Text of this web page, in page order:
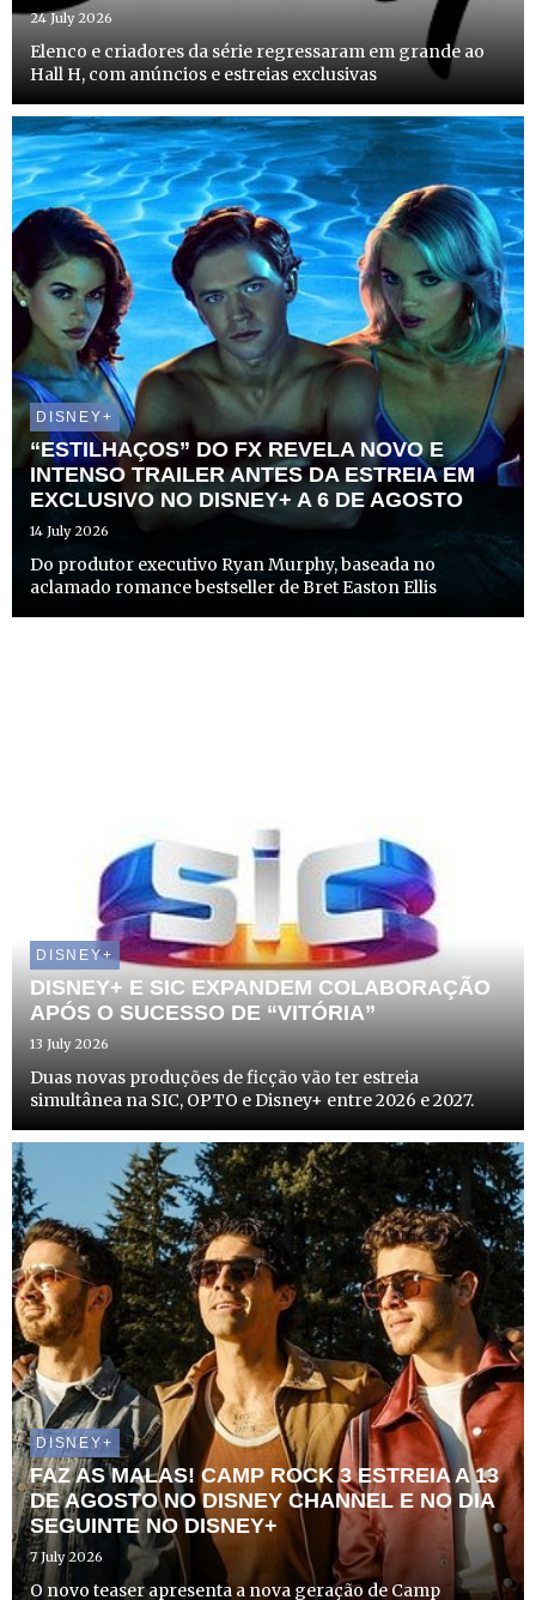
24 July 2026
Elenco e criadores da série regressaram em grande ao
Hall H, com anúncios e estreias exclusivas
DISNEY+
“ESTILHAÇOS” DO FX REVELA NOVO E
INTENSO TRAILER ANTES DA ESTREIA EM
EXCLUSIVO NO DISNEY+ A 6 DE AGOSTO
14 July 2026
Do produtor executivo Ryan Murphy, baseada no
aclamado romance bestseller de Bret Easton Ellis
DISNEY+
DISNEY+ E SIC EXPANDEM COLABORAÇÃO
APÓS O SUCESSO DE “VITÓRIA”
13 July 2026
Duas novas produções de ficção vão ter estreia
simultânea na SIC, OPTO e Disney+ entre 2026 e 2027.
DISNEY+
FAZ AS MALAS! CAMP ROCK 3 ESTREIA A 13
DE AGOSTO NO DISNEY CHANNEL E NO DIA
SEGUINTE NO DISNEY+
7 July 2026
O novo teaser apresenta a nova geração de Camp